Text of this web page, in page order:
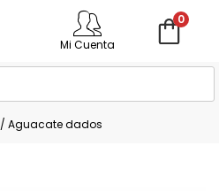
Mi Cuenta
0
/ Aguacate dados